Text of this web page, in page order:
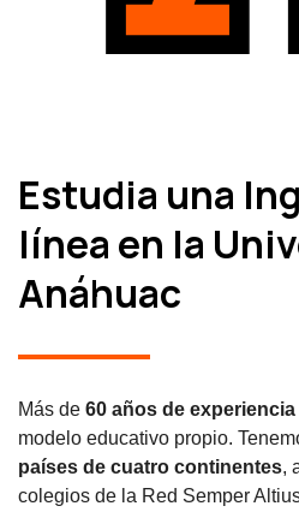
Estudia una
línea en la
Anáhuac
Más de 60 años de experiencia
modelo educativo propio.
países de cuatro continentes,
colegios de la Red Semper